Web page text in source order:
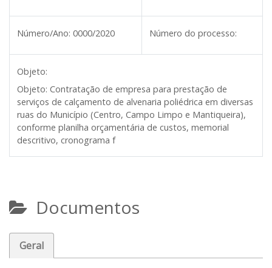
Número/Ano: 0000/2020 Número do processo:
Objeto:
Objeto: Contratação de empresa para prestação de
serviços de calçamento de alvenaria poliédrica em diversas
ruas do Município (Centro, Campo Limpo e Mantiqueira),
conforme planilha orçamentária de custos, memorial
descritivo, cronograma f
Documentos
Geral